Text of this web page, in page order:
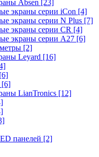
Absen [23]
экраны серии iCon [4]
экраны серии N Plus [7]
экраны серии CR [4]
экраны серии А27 [6]
[2]
Leyard [16]
[6]
[6]
LianTronics [12]
панелей [2]